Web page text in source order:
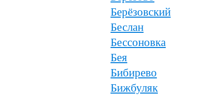
Берёзовский
Беслан
Бессоновка
Бея
Бибирево
Бижбуляк